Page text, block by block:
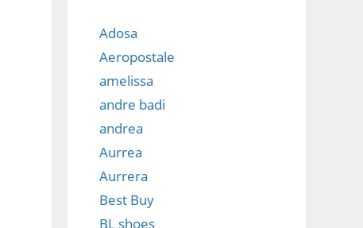
Adosa
Aeropostale
amelissa
andre badi
andrea
Aurrea
Aurrera
Best Buy
BL shoes